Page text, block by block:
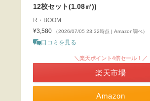
12枚セット(1.08㎡))
R・BOOM
¥3,580
（2026/07/05 23:32時点 | Amazon調べ）
口コミを見る
Amazon
＼楽天ポイント4倍セール！／
楽天市場